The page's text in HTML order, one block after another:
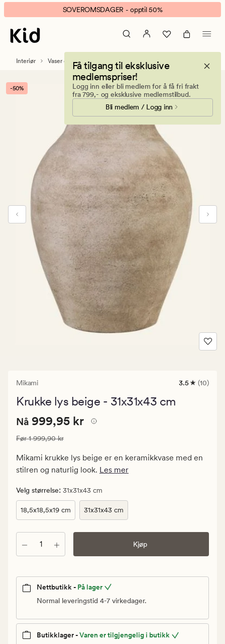
Mikami
krukke
beige
banner.
Klikk
ESCAPE
pause.
SOVEROMSDAGER - opptil 50%
Få tilgang til eksklusive
medlemspriser!
Logg inn eller bli medlem for å få fri frakt
fra 799,- og eksklusive medlemstilbud.
Bli medlem / Logg inn
Interiør Vaser og krukker
-50%
Mikami
10
3.5 (10)
Krukke lys beige - 31x31x43 cm
Nåværende
999,95
kr.
Vanlig
1
999,90
kr
Nåværende pris
Nå 999,95 kr
Vanlig pris 1 999,90 kr
Før1 999,90 kr
Mikami krukke lys beige er en keramikkvase med en
stilren og naturlig look. Les mer
Velg størrelse: 31x31x43 cm
18,5x18,5x19 cm 31x31x43 cm
Antall Kjøp
Nettbutikk - På lager
Normal leveringstid 4-7 virkedager.
Butikklager -Varen er tilgjengelig i butikk